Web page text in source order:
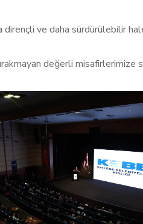
dirençli ve daha sürdürülebilir
değerli